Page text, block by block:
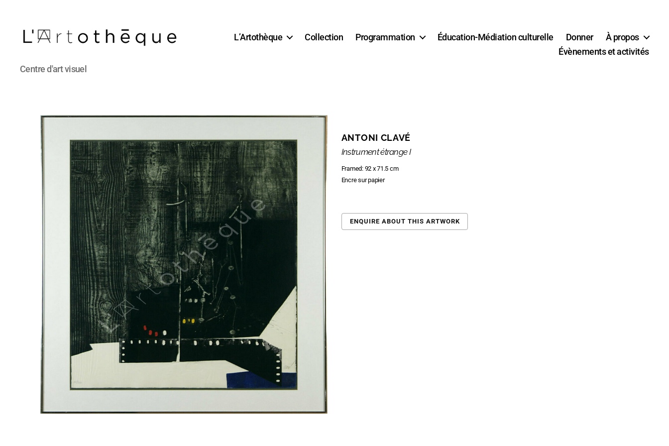
L'Artothèque
Centre d'art visuel
L’Artothèque Collection Programmation Éducation-Médiation culturelle Donner
À propos
Évènements et activités
ANTONI CLAVÉ
Instrument étrange I
Framed: 92 x 71.5 cm
Encre sur papier
ENQUIRE ABOUT THIS ARTWORK